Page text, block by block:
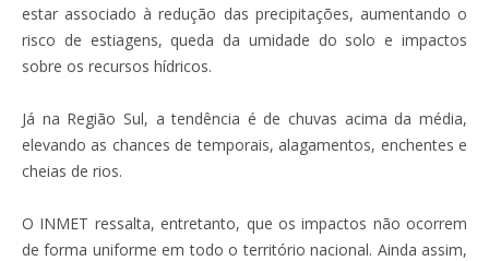
estar associado à redução das precipitações, aumentando o
risco de estiagens, queda da umidade do solo e impactos
sobre os recursos hídricos.
Já na Região Sul, a tendência é de chuvas acima da média,
elevando as chances de temporais, alagamentos, enchentes e
cheias de rios.
O INMET ressalta, entretanto, que os impactos não ocorrem
de forma uniforme em todo o território nacional. Ainda assim,